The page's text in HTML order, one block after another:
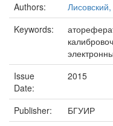
Authors:
Keywords:
Issue
Date:
2015
Publisher:
БГУИР